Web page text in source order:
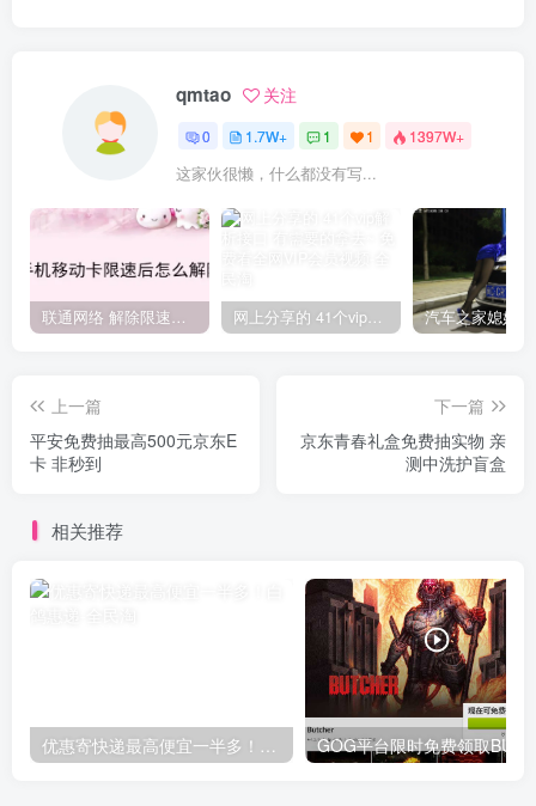
qmtao 关注
0 1.7W+ 1 1 1397W+
这家伙很懒，什么都没有写...
联通网络 解除限速方法参考！畅享、畅玩、老白干等及其它地区自测了 网上分享的 41个vip解析接口 有需要的拿去~ 免费看全网VIP会员视频
上一篇
平安免费抽最高500元京东E
卡 非秒到
下一篇
京东青春礼盒免费抽实物 亲
测中洗护盲盒
相关推荐
优惠寄快递最高便宜一半多！白鸽惠递